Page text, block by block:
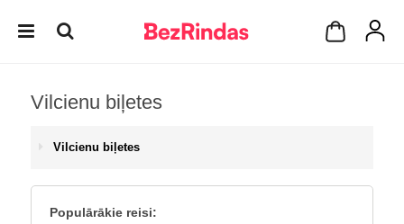
Vilcienu biļetes
Vilcienu biļetes
Populārākie reisi: